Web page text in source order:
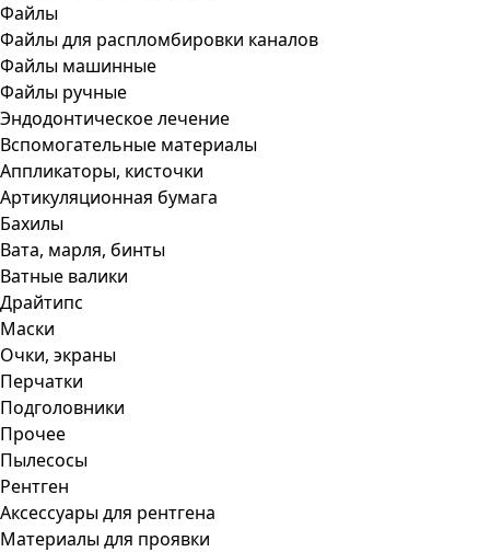
Файлы
Файлы для распломбировки каналов
Файлы машинные
Файлы ручные
Эндодонтическое лечение
Вспомогательные материалы
Аппликаторы, кисточки
Артикуляционная бумага
Бахилы
Вата, марля, бинты
Ватные валики
Драйтипс
Маски
Очки, экраны
Перчатки
Подголовники
Прочее
Пылесосы
Рентген
Аксессуары для рентгена
Материалы для проявки